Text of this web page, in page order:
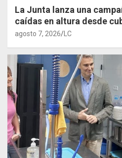
La Junta lanza una
caídas en altura desde
agosto 7, 2026 LC